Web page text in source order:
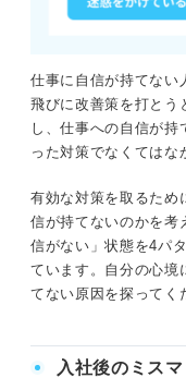
仕事に自信が持てない
飛びに改善策を打とう
し、仕事への自信が
った対策でなくてはな
有効な対策を取るため
信が持てないのかを考
信がない」状態を4パ
ています。自分の心境
てない原因を探ってく
入社後のミス